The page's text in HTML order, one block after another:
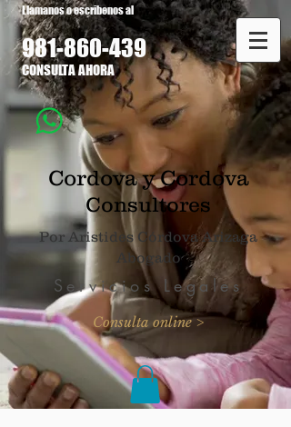
Llamanos o escribenos al
981-860-439
CONSULTA AHORA
Cordova y Cordova
Consultores
Por Aristides Córdova Arizaga
Abogado
Servicios Legales
Consulta online >